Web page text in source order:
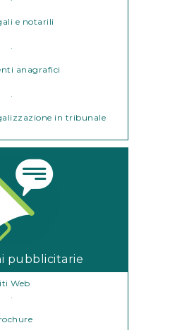
e notarili
anagrafici
in tribunale
pubblicitarie
Web